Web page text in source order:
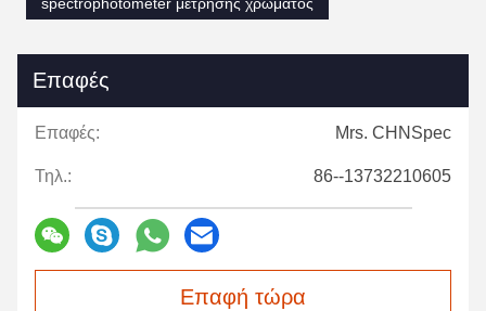
Επαφές
Επαφές: Mrs. CHNSpec
Τηλ.: 86--13732210605
Επαφή τώρα